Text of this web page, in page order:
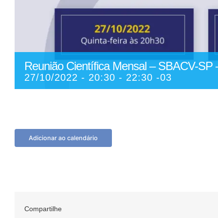
Reunião Científica Mensal – SBACV-SP
27/10/2022 - 20:30 - 22:30 -03
Adicionar ao calendário
Compartilhe